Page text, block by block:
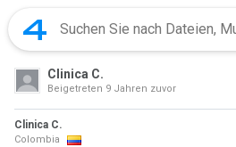
Clinica C.
Beigetreten 9 Jahren zuvor
Clinica C.
Colombia